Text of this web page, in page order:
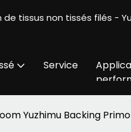
tissus non tissés filés -
Service
Yuzhimu Backing